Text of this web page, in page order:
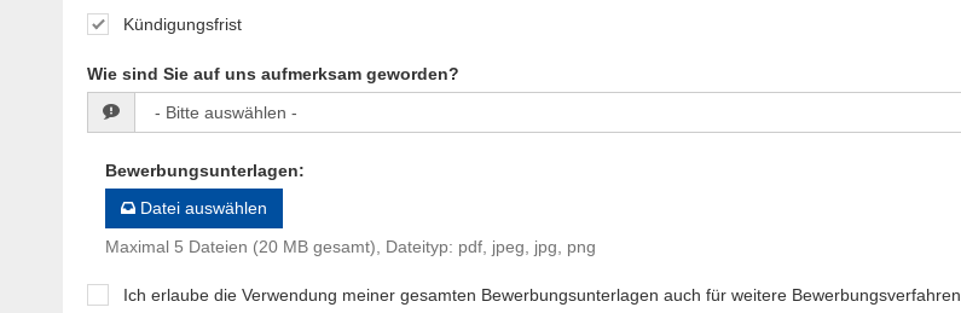
Kündigungsfrist
Wie sind Sie auf uns aufmerksam geworden?
Bewerbungsunterlagen:
Datei auswählen
Maximal 5 Dateien (20 MB gesamt), Dateityp: pdf, jpeg, jpg, png
Ich erlaube die Verwendung meiner gesamten Bewerbungsunterlagen auch für weitere Bewerbungsverfahren